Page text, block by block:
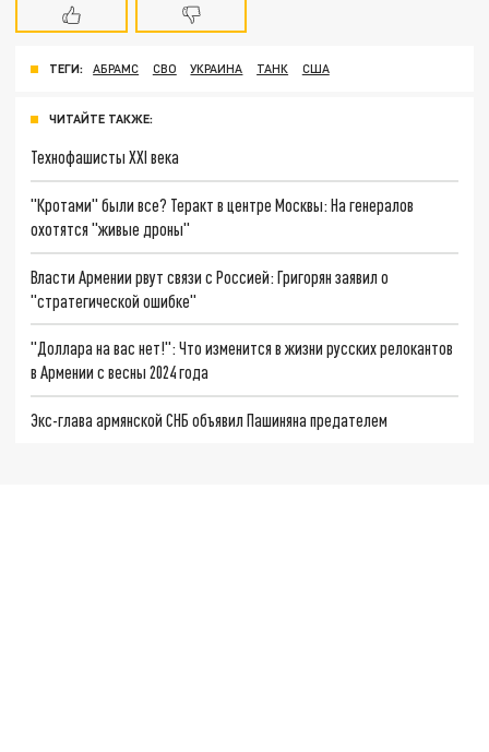
ТЕГИ: АБРАМС СВО УКРАИНА ТАНК США
ЧИТАЙТЕ ТАКЖЕ:
Технофашисты XXI века
"Кротами" были все? Теракт в центре Москвы: На генералов
охотятся "живые дроны"
Власти Армении рвут связи с Россией: Григорян заявил о
"стратегической ошибке"
"Доллара на вас нет!": Что изменится в жизни русских релокантов
в Армении с весны 2024 года
Экс-глава армянской СНБ объявил Пашиняна предателем